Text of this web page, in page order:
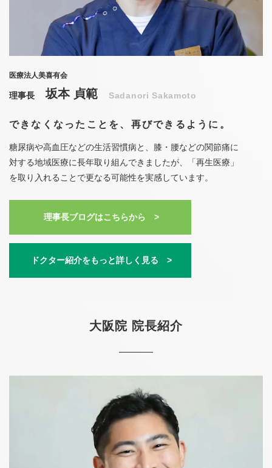
医療法人美喜有会
理事長 坂本 貞範 Sadanori Sakamoto
できなくなったことを、 再びできるように。
糖尿病や高血圧などの生活習慣病と、膝・腰などの関節痛に
対する地域医療に長年取り組んできましたが、「再生医療」
を取り入れることで更なる可能性を実感しています。
理事長ブログはこちらから >
ドクター紹介をもっと詳しく見る >
大阪院 院長紹介